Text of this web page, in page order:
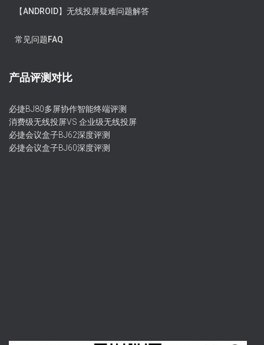
【ANDROID】无线投屏疑难问题解答
常见问题FAQ
产品评测对比
必捷BJ80多屏协作智能终端评测
消费级无线投屏VS 企业级无线投屏
必捷会议盒子BJ62深度评测
必捷会议盒子BJ60深度评测